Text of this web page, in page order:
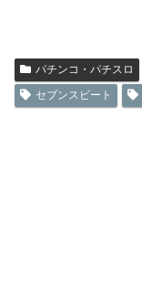
パチンコ・パチスロ
セブンスビート